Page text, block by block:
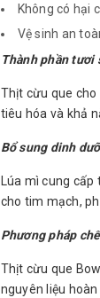
Không có hại
Vệ sinh an
Thành phần tươi
Thịt cừu que
tiêu hóa và khả
Bổ sung dinh
Lúa mì cung
cho tim mạch,
Phương pháp
Thịt cừu que
nguyên liệu